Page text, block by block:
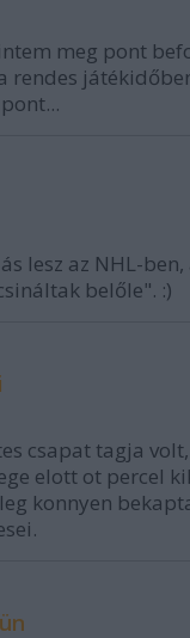
meg pont
rendes
lesz az NHL-
belőle". :)
csapat tagja
elott ot percel
konnyen